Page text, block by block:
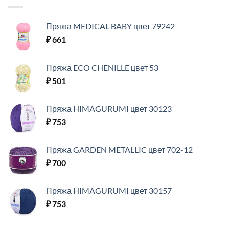
Пряжа MEDICAL BABY цвет 79242
₽661
Пряжа ECO CHENILLE цвет 53
₽501
Пряжа HIMAGURUMI цвет 30123
₽753
Пряжа GARDEN METALLIC цвет 702-12
₽700
Пряжа HIMAGURUMI цвет 30157
₽753